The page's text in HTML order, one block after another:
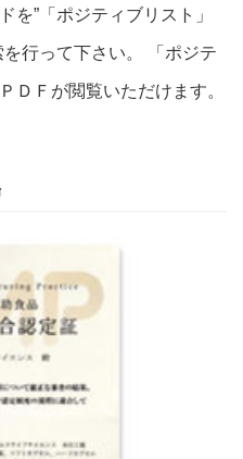
を”「ポジティブリスト」
行って下さい。 「ポジテ
ＤＦが閲覧いただけます。